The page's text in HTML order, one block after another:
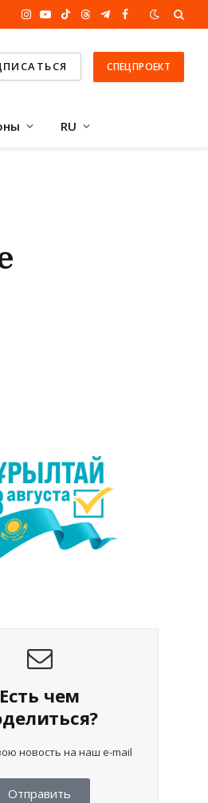
Instagram
YouTube
TikTokThreadsTelegram
Facebook
СПЕЦПРОЕКТ
RU
Есть чем
новость на наш e-mail
Отправить